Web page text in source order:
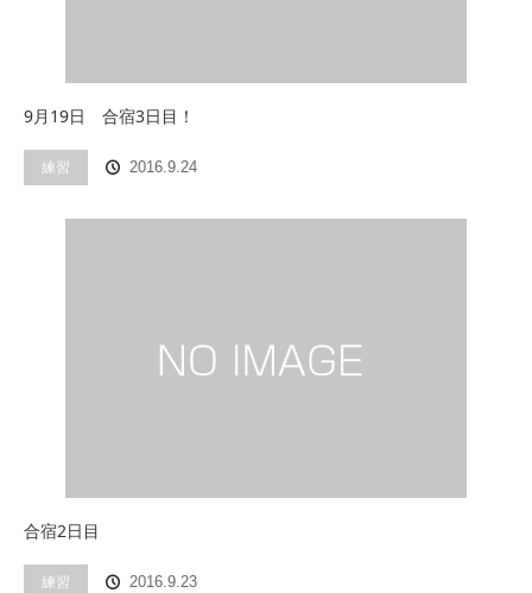
9月19日 合宿3日目！
練習 2016.9.24
合宿2日目
練習 2016.9.23